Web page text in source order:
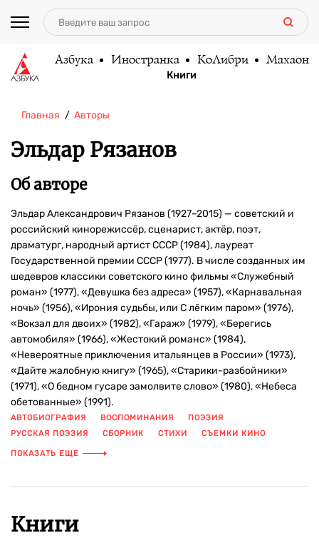
Азбука Иностранка КоЛибри Махаон
Книги
Главная Авторы
Эльдар Рязанов
Об авторе
Эльдар Александрович Рязанов (1927–2015) — советский и
российский кинорежиссёр, сценарист, актёр, поэт,
драматург, народный артист СССР (1984), лауреат
Государственной премии СССР (1977). В числе созданных им
шедевров классики советского кино фильмы «Служебный
роман» (1977), «Девушка без адреса» (1957), «Карнавальная
ночь» (1956), «Ирония судьбы, или С лёгким паром» (1976),
«Вокзал для двоих» (1982), «Гараж» (1979), «Берегись
автомобиля» (1966), «Жестокий романс» (1984),
«Невероятные приключения итальянцев в России» (1973),
«Дайте жалобную книгу» (1965), «Старики-разбойники»
(1971), «О бедном гусаре замолвите слово» (1980), «Небеса
обетованные» (1991).
АВТОБИОГРАФИЯ ВОСПОМИНАНИЯ
ПОЭЗИЯ
РУССКАЯ ПОЭЗИЯ
СБОРНИК СТИХИ
СЪЕМКИ КИНО
ФОТОГРАФИИ
ПОКАЗАТЬ ЕЩЕ
Книги